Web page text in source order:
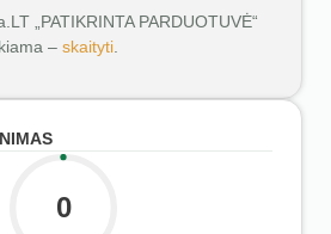
„PATIKRINTA PARDUOTUVĖ“
– skaityti
0